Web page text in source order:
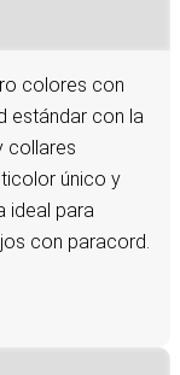
colores con
estándar con la
collares
único y
ideal para
con paracord.